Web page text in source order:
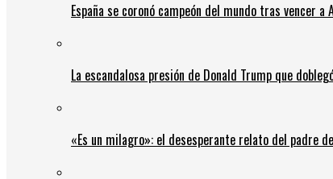
España se coronó campeón del mundo tras vencer
La escandalosa presión de Donald Trump que
«Es un milagro»: el desesperante relato del padre